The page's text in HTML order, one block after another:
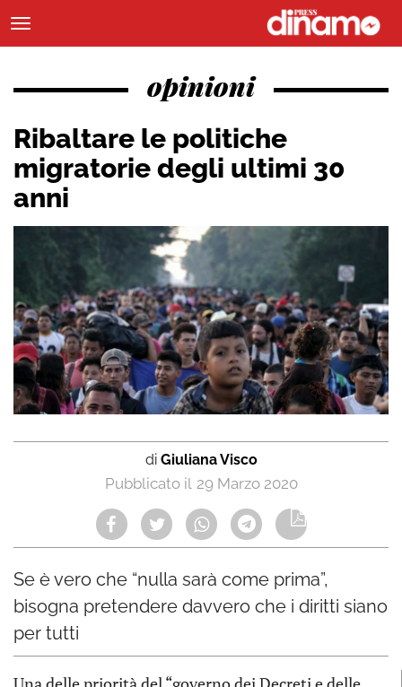
opinioni
Ribaltare le politiche
migratorie degli ultimi 30
anni
di Giuliana Visco
29 Marzo 2020
Se è vero che “nulla sarà come prima”,
bisogna pretendere davvero che i diritti siano
per tutti